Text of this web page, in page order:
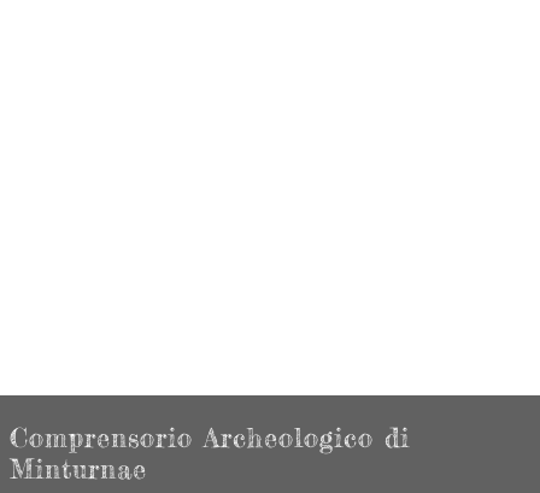
Comprensorio Archeologico di
Minturnae